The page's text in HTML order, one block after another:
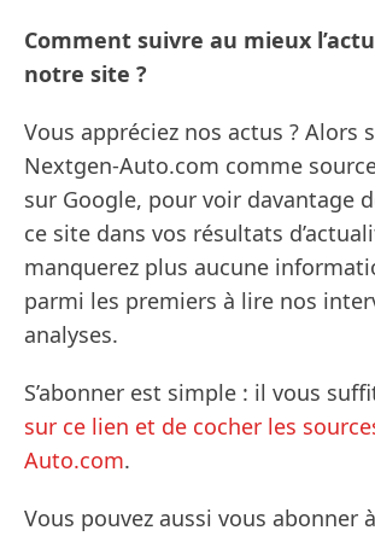
Comment suivre au mieux
notre site ?
Vous appréciez nos actus ? Alors
Nextgen-Auto.com comme
sur Google, pour voir davantage
ce site dans vos résultats
manquerez plus aucune
parmi les premiers à lire nos
analyses.
S’abonner est simple : il vous
sur ce lien et de cocher les
Auto.com.
Vous pouvez aussi vous abonner à